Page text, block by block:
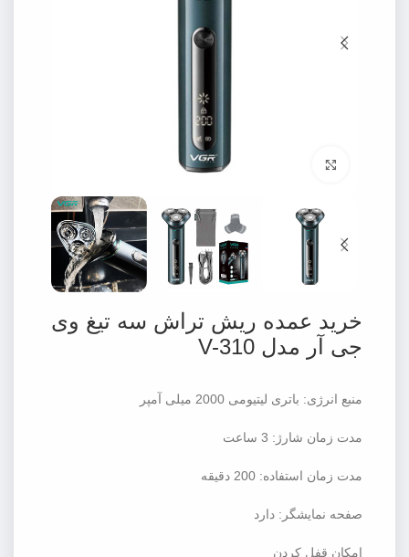
برای بزرگنمایی کلیک کنید
خرید عمده ریش تراش سه تیغ وی
جی آر مدل V-310
منبع انرژی: باتری لیتیومی 2000 میلی آمپر
مدت زمان شارژ: 3 ساعت
مدت زمان استفاده: 200 دقیقه
صفحه نمایشگر: دارد
امکان قفل کردن